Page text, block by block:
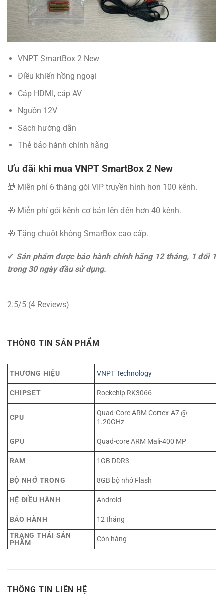
VNPT SmartBox 2 New
Điều khiển hồng ngoại
Cáp HDMI, cáp AV
Nguồn 12V
Sách hướng dẫn
Thẻ bảo hành chính hãng
Ưu đãi khi mua VNPT SmartBox 2 New
🎁 Miễn phí 6 tháng gói VIP truyền hình hơn 100 kênh.
🎁 Miễn phí gói kênh cơ bản lên đến hơn 40 kênh.
🎁 Tặng chuột không SmarBox cao cấp.
✔ Sản phẩm được bảo hành chính hãng 12 tháng, 1 đổi 1
trong 30 ngày đầu sử dụng.
2.5/5 (4 Reviews)
THÔNG TIN SẢN PHẨM
THƯƠNG HIỆU VNPT Technology
CHIPSET Rockchip RK3066
CPU
Quad-Core ARM Cortex-A7 @
1.20GHz
GPU Quad-core ARM Mali-400 MP
RAM 1GB DDR3
BỘ NHỚ TRONG 8GB bộ nhớ Flash
HỆ ĐIỀU HÀNH Android
BẢO HÀNH
12 tháng
TRẠNG THÁI SẢN
PHẨM
Còn hàng
THÔNG TIN LIÊN HỆ